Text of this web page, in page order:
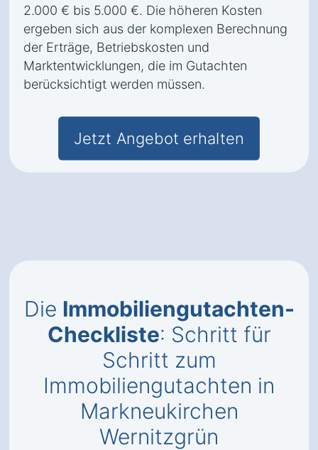
2.000 € bis 5.000 €. Die höheren Kosten
ergeben sich aus der komplexen Berechnung
der Erträge, Betriebskosten und
Marktentwicklungen, die im Gutachten
berücksichtigt werden müssen.
Jetzt Angebot erhalten
Die Immobiliengutachten-
Checkliste: Schritt für
Schritt zum
Immobiliengutachten in
Markneukirchen
Wernitzgrün